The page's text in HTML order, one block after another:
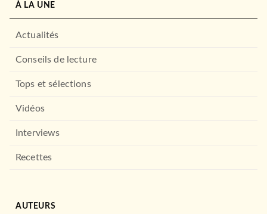
À LA UNE
Actualités
Conseils de lecture
Tops et sélections
Vidéos
Interviews
Recettes
AUTEURS